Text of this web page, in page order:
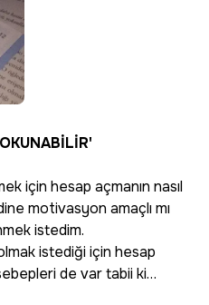
için hesap açmanın nasıl
motivasyon amaçlı mı
istedim.
istediği için hesap
de var tabii ki…